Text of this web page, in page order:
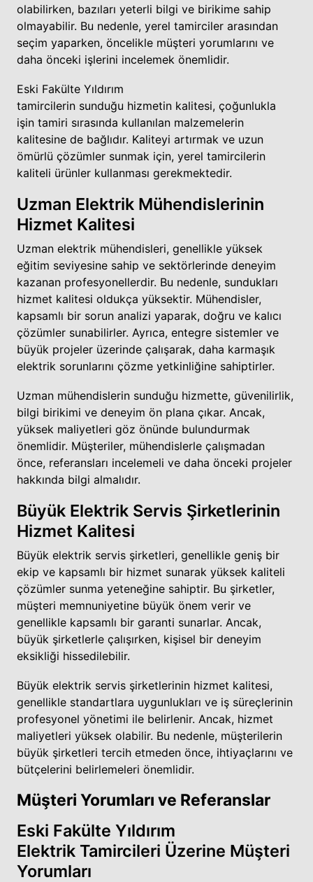
olabilirken, bazıları yeterli bilgi ve birikime sahip
olmayabilir. Bu nedenle, yerel tamirciler arasından
seçim yaparken, öncelikle müşteri yorumlarını ve
daha önceki işlerini incelemek önemlidir.
Eski Fakülte Yıldırım
tamircilerin sunduğu hizmetin kalitesi, çoğunlukla
işin tamiri sırasında kullanılan malzemelerin
kalitesine de bağlıdır. Kaliteyi artırmak ve uzun
ömürlü çözümler sunmak için, yerel tamircilerin
kaliteli ürünler kullanması gerekmektedir.
Uzman Elektrik Mühendislerinin
Hizmet Kalitesi
Uzman elektrik mühendisleri, genellikle yüksek
eğitim seviyesine sahip ve sektörlerinde deneyim
kazanan profesyonellerdir. Bu nedenle, sundukları
hizmet kalitesi oldukça yüksektir. Mühendisler,
kapsamlı bir sorun analizi yaparak, doğru ve kalıcı
çözümler sunabilirler. Ayrıca, entegre sistemler ve
büyük projeler üzerinde çalışarak, daha karmaşık
elektrik sorunlarını çözme yetkinliğine sahiptirler.
Uzman mühendislerin sunduğu hizmette, güvenilirlik,
bilgi birikimi ve deneyim ön plana çıkar. Ancak,
yüksek maliyetleri göz önünde bulundurmak
önemlidir. Müşteriler, mühendislerle çalışmadan
önce, referansları incelemeli ve daha önceki projeler
hakkında bilgi almalıdır.
Büyük Elektrik Servis Şirketlerinin
Hizmet Kalitesi
Büyük elektrik servis şirketleri, genellikle geniş bir
ekip ve kapsamlı bir hizmet sunarak yüksek kaliteli
çözümler sunma yeteneğine sahiptir. Bu şirketler,
müşteri memnuniyetine büyük önem verir ve
genellikle kapsamlı bir garanti sunarlar. Ancak,
büyük şirketlerle çalışırken, kişisel bir deneyim
eksikliği hissedilebilir.
Büyük elektrik servis şirketlerinin hizmet kalitesi,
genellikle standartlara uygunlukları ve iş süreçlerinin
profesyonel yönetimi ile belirlenir. Ancak, hizmet
maliyetleri yüksek olabilir. Bu nedenle, müşterilerin
büyük şirketleri tercih etmeden önce, ihtiyaçlarını ve
bütçelerini belirlemeleri önemlidir.
Müşteri Yorumları ve Referanslar
Eski Fakülte Yıldırım
Elektrik Tamircileri Üzerine Müşteri
Yorumları